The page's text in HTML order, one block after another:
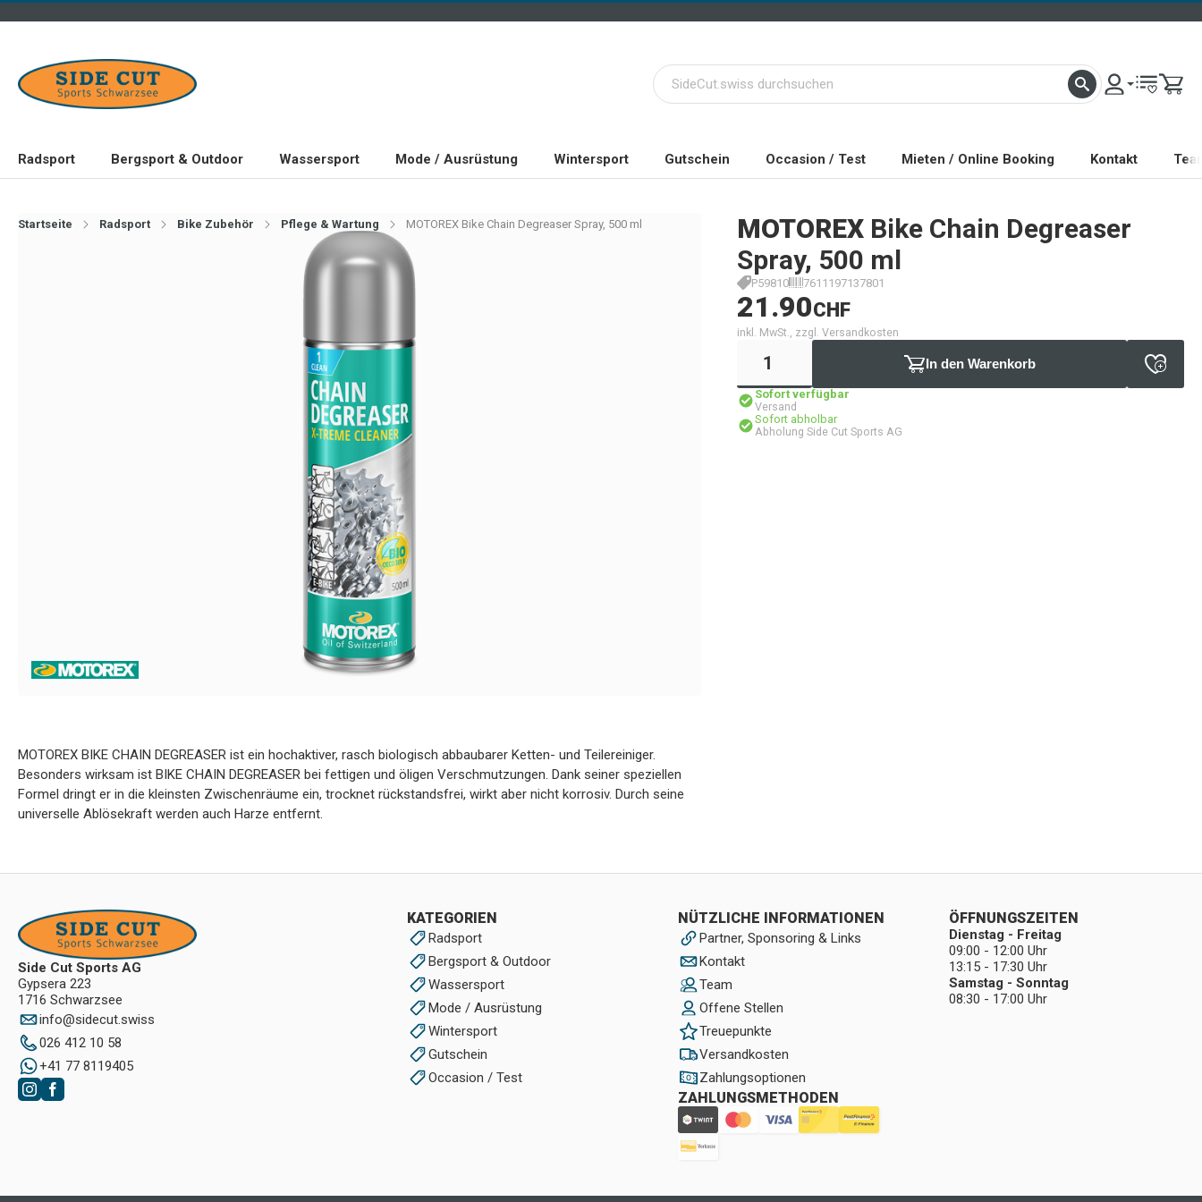
Radsport Bergsport & Outdoor Wassersport Mode / Ausrüstung Wintersport Gutschein Occasion / Test Mieten / Online Booking Kontakt
Startseite Radsport Bike Zubehör Pflege & Wartung MOTOREX Bike Chain Degreaser Spray, 500 ml MOTOREX Bike Chain Degreaser
Spray, 500 ml
P59810 7611197137801
21.90CHF
inkl. MwSt., zzgl. Versandkosten
In den Warenkorb
Sofort verfügbar
Versand
Sofort abholbar
Abholung Side Cut Sports AG
MOTOREX BIKE CHAIN DEGREASER ist ein hochaktiver, rasch biologisch abbaubarer Ketten- und Teilereiniger.
Besonders wirksam ist BIKE CHAIN DEGREASER bei fettigen und öligen Verschmutzungen. Dank seiner speziellen
Formel dringt er in die kleinsten Zwischenräume ein, trocknet rückstandsfrei, wirkt aber nicht korrosiv. Durch seine
universelle Ablösekraft werden auch Harze entfernt.
Side Cut Sports AG
Gypsera 223
1716 Schwarzsee
info@sidecut.swiss
026 412 10 58
+41 77 8119405
KATEGORIEN
Radsport
Bergsport & Outdoor
Wassersport
Mode / Ausrüstung
Wintersport
Gutschein
Occasion / Test
NÜTZLICHE INFORMATIONEN
Partner, Sponsoring & Links
Kontakt
Team
Offene Stellen
Treuepunkte
Versandkosten
Zahlungsoptionen
ZAHLUNGSMETHODEN
ÖFFNUNGSZEITEN
Dienstag - Freitag
09:00 - 12:00 Uhr
13:15 - 17:30 Uhr
Samstag - Sonntag
08:30 - 17:00 Uhr